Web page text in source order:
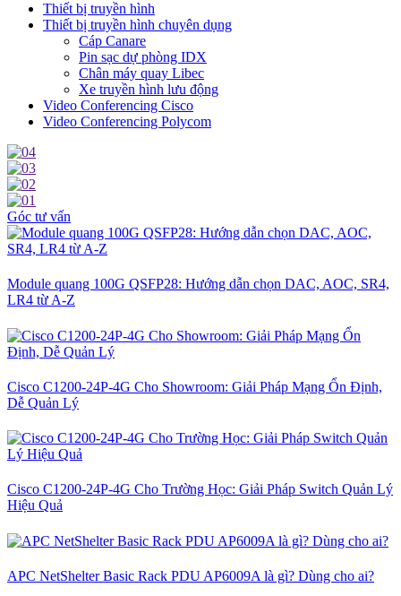
Thiết bị truyền hình
Thiết bị truyền hình chuyên dụng
Cáp Canare
Pin sạc dự phòng IDX
Chân máy quay Libec
Xe truyền hình lưu động
Video Conferencing Cisco
Video Conferencing Polycom
Góc tư vấn
Module quang 100G QSFP28: Hướng dẫn chọn DAC, AOC, SR4,
LR4 từ A-Z
Cisco C1200-24P-4G Cho Showroom: Giải Pháp Mạng Ổn Định,
Dễ Quản Lý
Cisco C1200-24P-4G Cho Trường Học: Giải Pháp Switch Quản Lý
Hiệu Quả
APC NetShelter Basic Rack PDU AP6009A là gì? Dùng cho ai?